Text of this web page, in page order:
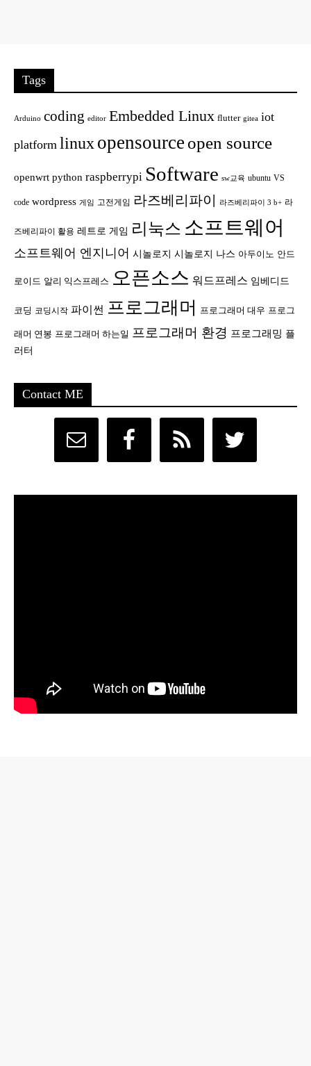
Tags
Arduino coding editor Embedded Linux flutter gitea iot
platform linux opensource open source
openwrt python raspberrypi Software sw교육 ubuntu VS
code wordpress 게임 고전게임 라즈베리파이 라즈베리파이 3 b+ 라
즈베리파이 활용 레트로 게임 리눅스 소프트웨어
소프트웨어 엔지니어 시놀로지 시놀로지 나스 아두이노 안드
로이드 알리 익스프레스 오픈소스 워드프레스 임베디드
코딩 코딩시작 파이썬 프로그래머 프로그래머 대우 프로그
래머 연봉 프로그래머 하는일 프로그래머 환경 프로그래밍 플
러터
Contact ME